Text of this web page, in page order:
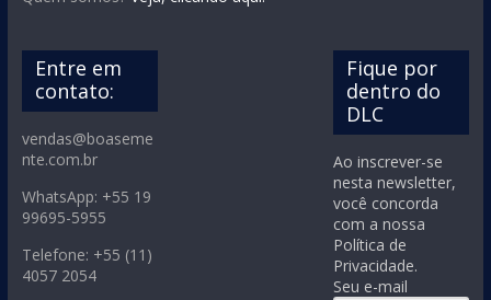
Entre em
contato:
vendas@boaseme
nte.com.br
WhatsApp: +55 19
99695-5955
Telefone: +55 (11)
4057 2054
Fique por
dentro do
DLC
Ao inscrever-se
nesta newsletter,
você concorda
com a nossa
Política de
Privacidade.
Seu e-mail